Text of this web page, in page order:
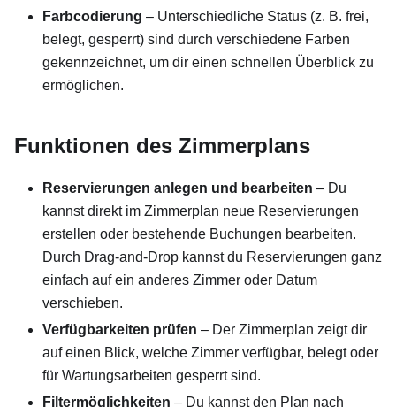
Farbcodierung – Unterschiedliche Status (z. B. frei,
belegt, gesperrt) sind durch verschiedene Farben
gekennzeichnet, um dir einen schnellen Überblick zu
ermöglichen.
Funktionen des Zimmerplans
Reservierungen anlegen und bearbeiten – Du
kannst direkt im Zimmerplan neue Reservierungen
erstellen oder bestehende Buchungen bearbeiten.
Durch Drag-and-Drop kannst du Reservierungen ganz
einfach auf ein anderes Zimmer oder Datum
verschieben.
Verfügbarkeiten prüfen – Der Zimmerplan zeigt dir
auf einen Blick, welche Zimmer verfügbar, belegt oder
für Wartungsarbeiten gesperrt sind.
Filtermöglichkeiten – Du kannst den Plan nach